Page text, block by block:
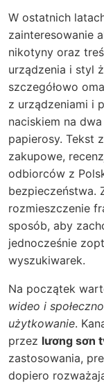
W ostatnich
zainteresowanie
nikotyny oraz
urządzenia i styl
szczegółowo
z urządzeniami i
naciskiem na
papierosy. Tekst
zakupowe,
odbiorców z
bezpieczeństwa.
rozmieszczenie
sposób, aby
jednocześnie
wyszukiwarek.
Na początek
wideo i
użytkowanie.
przez lương sơn
zastosowania,
dopiero